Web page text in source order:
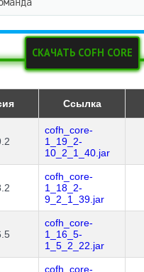
СКАЧАТЬ COFH CORE
Ссылка
cofh_core-
1_19_2-
10_2_1_40.jar
cofh_core-
1_18_2-
9_2_1_39.jar
cofh_core-
1_16_5-
1_5_2_22.jar
cofh_core-